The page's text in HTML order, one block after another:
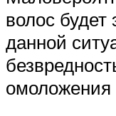
волос
данной
омоложения